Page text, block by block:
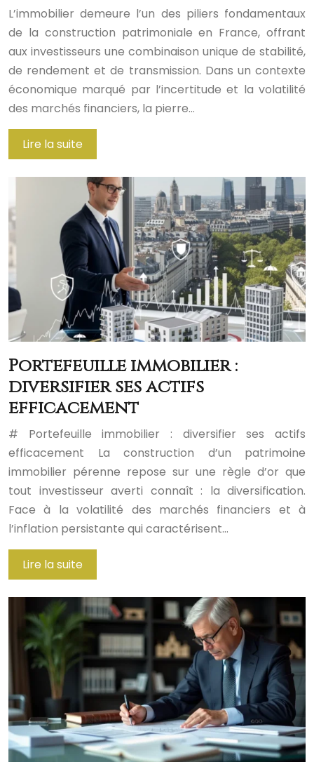
L’immobilier demeure l’un des piliers fondamentaux
de la construction patrimoniale en France, offrant
aux investisseurs une combinaison unique de stabilité,
de rendement et de transmission. Dans un contexte
économique marqué par l’incertitude et la volatilité
des marchés financiers, la pierre…
Lire la suite
Portefeuille immobilier :
diversifier ses actifs
efficacement
# Portefeuille immobilier : diversifier ses actifs
efficacement La construction d’un patrimoine
immobilier pérenne repose sur une règle d’or que
tout investisseur averti connaît : la diversification.
Face à la volatilité des marchés financiers et à
l’inflation persistante qui caractérisent…
Lire la suite